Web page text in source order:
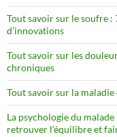
Tout savoir sur le soufre :
d’innovations
Tout savoir sur les
chroniques
Tout savoir sur la maladie
La psychologie du
retrouver l’équilibre et